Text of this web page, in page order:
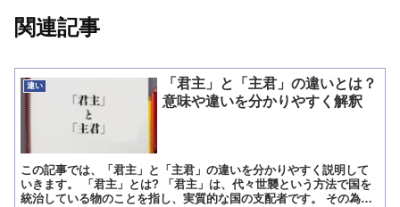
関連記事
違い
「君主」と「主君」の違いとは？
意味や違いを分かりやすく解釈
この記事では、「君主」と「主君」の違いを分かりやすく説明して
いきます。 「君主」とは? 「君主」は、代々世襲という方法で国を
統治している物のことを指し、実質的な国の支配者です。 その為、